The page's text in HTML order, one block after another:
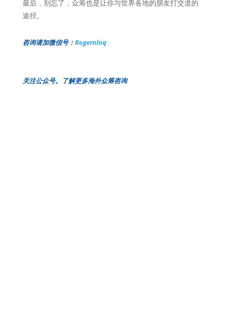
最后，别忘了，众筹也是让你与世界各地的朋友打交道的
途径。
咨询请加微信号​：Rogernlnq
关注公众号。了解更多海外众筹咨询